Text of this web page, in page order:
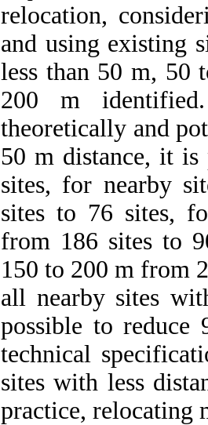
relocation,
and using existing
less than 50 m, 50
200 m
theoretically and
50 m distance, it is
sites, for nearby
sites to 76 sites,
from 186 sites to
150 to 200 m from
all nearby sites
possible to reduce
technical
sites with less
practice, relocating